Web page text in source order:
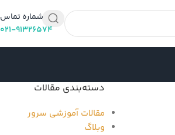
شماره تماس
۰۲۱-۹۱۳۲۶۵۷۴
دسته‌بندی مقالات
مقالات آموزشی سرور
وبلاگ